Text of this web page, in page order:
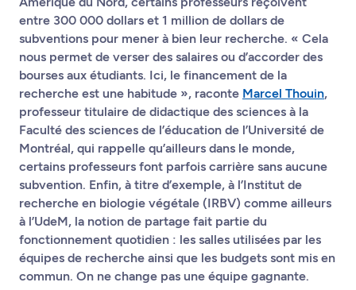
entre 300 000 dollars et 1 million de dollars de
subventions pour mener à bien leur recherche. « Cela
nous permet de verser des salaires ou d’accorder des
bourses aux étudiants. Ici, le financement de la
recherche est une habitude », raconte Marcel Thouin,
professeur titulaire de didactique des sciences à la
Faculté des sciences de l’éducation de l’Université de
Montréal, qui rappelle qu’ailleurs dans le monde,
certains professeurs font parfois carrière sans aucune
subvention. Enfin, à titre d’exemple, à l’Institut de
recherche en biologie végétale (IRBV) comme ailleurs
à l’UdeM, la notion de partage fait partie du
fonctionnement quotidien : les salles utilisées par les
équipes de recherche ainsi que les budgets sont mis en
commun. On ne change pas une équipe gagnante.